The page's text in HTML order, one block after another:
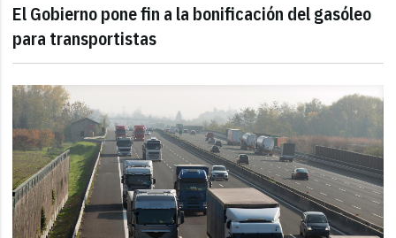
El Gobierno pone fin a la bonificación del gasóleo
para transportistas